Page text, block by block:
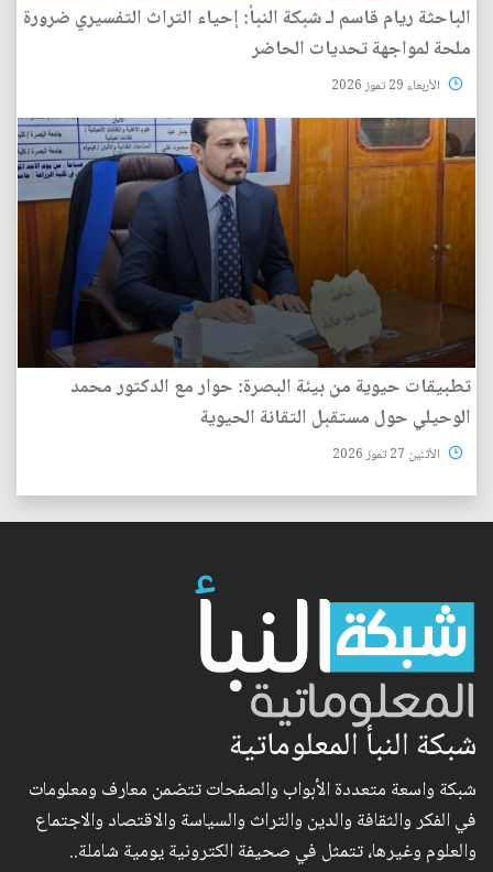
الباحثة ريام قاسم لـ شبكة النبأ: إحياء التراث التفسيري ضرورة
ملحة لمواجهة تحديات الحاضر
الأربعاء 29 تموز 2026
تطبيقات حيوية من بيئة البصرة: حوار مع الدكتور محمد
الوحيلي حول مستقبل التقانة الحيوية
الأثنين 27 تموز 2026
شبكة النبأ المعلوماتية
شبكة واسعة متعددة الأبواب والصفحات تتضمن معارف ومعلومات
في الفكر والثقافة والدين والتراث والسياسة والاقتصاد والاجتماع
والعلوم وغيرها، تتمثل في صحيفة الكترونية يومية شاملة..